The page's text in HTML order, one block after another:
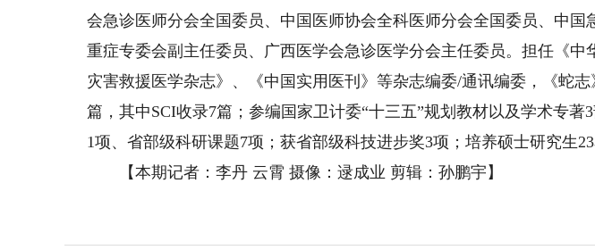
会急诊医师分会全国委员、中国医师协会全科医师分会全国委员、中国
重症专委会副主任委员、广西医学会急诊医学分会主任委员。担任《中
灾害救援医学杂志》、《中国实用医刊》等杂志编委/通讯编委，《蛇
篇，其中SCI收录7篇；参编国家卫计委“十三五”规划教材以及学术专著
1项、省部级科研课题7项；获省部级科技进步奖3项；培养硕士研究生23
【本期记者：李丹 云霄 摄像：逯成业 剪辑：孙鹏宇】